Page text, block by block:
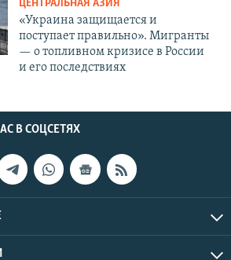
ЦЕНТРАЛЬНАЯ АЗИЯ
«Украина защищается и
поступает правильно». Мигранты
— о топливном кризисе в России
и его последствиях
В СОЦСЕТЯХ